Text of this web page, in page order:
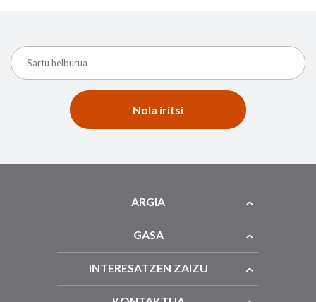
Nola iritsi
ARGIA
GASA
INTERESATZEN ZAIZU